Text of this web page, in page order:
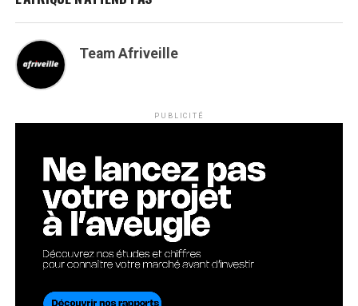
Team Afriveille
PUBLICITÉ